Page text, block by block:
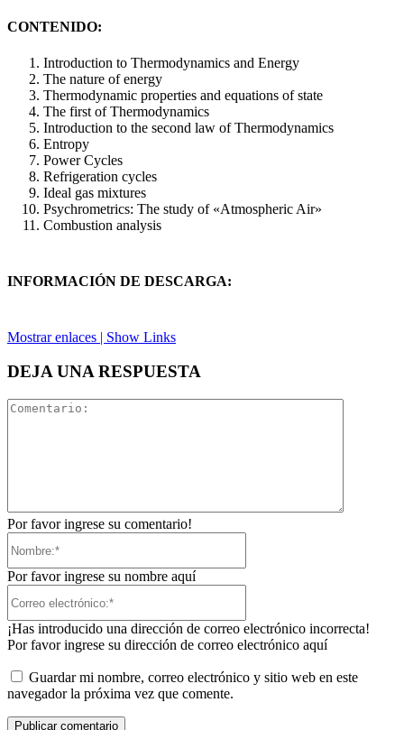
CONTENIDO:
Introduction to Thermodynamics and Energy
The nature of energy
Thermodynamic properties and equations of state
The first of Thermodynamics
Introduction to the second law of Thermodynamics
Entropy
Power Cycles
Refrigeration cycles
Ideal gas mixtures
Psychrometrics: The study of «Atmospheric Air»
Combustion analysis
INFORMACIÓN DE DESCARGA:
Mostrar enlaces | Show Links
DEJA UNA RESPUESTA
Por favor ingrese su comentario!
Por favor ingrese su nombre aquí
¡Has introducido una dirección de correo electrónico incorrecta!
Por favor ingrese su dirección de correo electrónico aquí
Guardar mi nombre, correo electrónico y sitio web en este
navegador la próxima vez que comente.